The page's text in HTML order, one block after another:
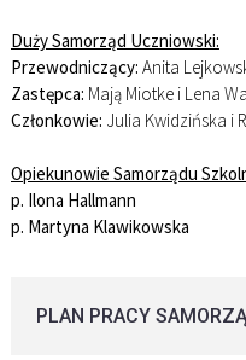
Duży Samorząd Uczniowski:
Przewodniczący: Anita
Zastępca: Mają Miotke i Lena
Członkowie: Julia Kwidzińska i
Opiekunowie Samorządu
p. Ilona Hallmann
p. Martyna Klawikowska
PLAN PRACY